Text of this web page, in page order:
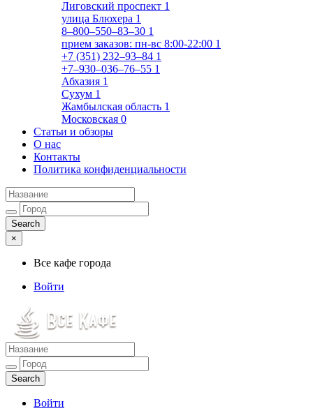
Лиговский проспект 1
улица Блюхера 1
8‒800‒550‒83‒30 1
прием заказов: пн-вс 8:00-22:00 1
+7 (351) 232‒93‒84 1
+7‒930‒036‒76‒55 1
Абхазия 1
Сухум 1
Жамбылская область 1
Московская 0
Статьи и обзоры
О нас
Контакты
Политика конфиденциальности
×
Все кафе города
Войти
Все кафе города
Каталог хороших кафе
Войти